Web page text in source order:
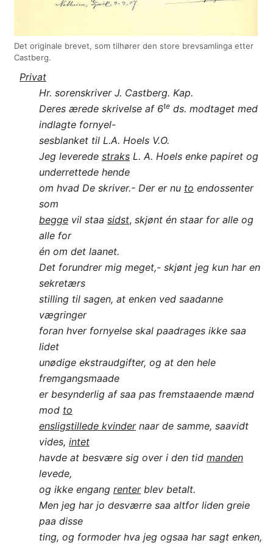
Det originale brevet, som tilhører den store brevsamlinga etter
Castberg.
Privat
Hr. sorenskriver J. Castberg. Kap.
Deres ærede skrivelse af 6te ds. modtaget med
indlagte fornyel-
sesblanket til L.A. Hoels V.O.
Jeg leverede straks L. A. Hoels enke papiret og
underrettede hende
om hvad De skriver.- Der er nu to endossenter
som
begge vil staa sidst, skjønt én staar for alle og
alle for
én om det laanet.
Det forundrer mig meget,- skjønt jeg kun har en
sekretærs
stilling til sagen, at enken ved saadanne
vægringer
foran hver fornyelse skal paadrages ikke saa
lidet
unødige ekstraudgifter, og at den hele
fremgangsmaade
er besynderlig af saa pas fremstaaende mænd
mod to
ensligstillede kvinder naar de samme, saavidt
vides, intet
havde at besvære sig over i den tid manden
levede,
og ikke engang renter blev betalt.
Men jeg har jo desværre saa altfor liden greie
paa disse
ting, og formoder hva jeg ogsaa har sagt enken,